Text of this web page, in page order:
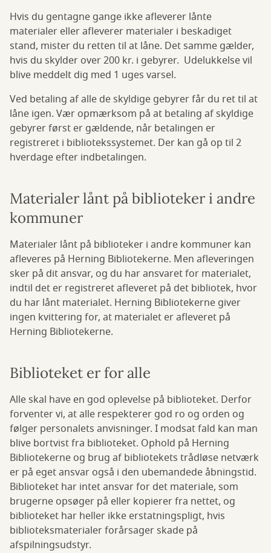
Hvis du gentagne gange ikke afleverer lånte
materialer eller afleverer materialer i beskadiget
stand, mister du retten til at låne. Det samme gælder,
hvis du skylder over 200 kr. i gebyrer. Udelukkelse vil
blive meddelt dig med 1 uges varsel.
Ved betaling af alle de skyldige gebyrer får du ret til at
låne igen. Vær opmærksom på at betaling af skyldige
gebyrer først er gældende, når betalingen er
registreret i bibliotekssystemet. Der kan gå op til 2
hverdage efter indbetalingen.
Materialer lånt på biblioteker i andre
kommuner
Materialer lånt på biblioteker i andre kommuner kan
afleveres på Herning Bibliotekerne. Men afleveringen
sker på dit ansvar, og du har ansvaret for materialet,
indtil det er registreret afleveret på det bibliotek, hvor
du har lånt materialet. Herning Bibliotekerne giver
ingen kvittering for, at materialet er afleveret på
Herning Bibliotekerne.
Biblioteket er for alle
Alle skal have en god oplevelse på biblioteket. Derfor
forventer vi, at alle respekterer god ro og orden og
følger personalets anvisninger. I modsat fald kan man
blive bortvist fra biblioteket. Ophold på Herning
Bibliotekerne og brug af bibliotekets trådløse netværk
er på eget ansvar også i den ubemandede åbningstid.
Biblioteket har intet ansvar for det materiale, som
brugerne opsøger på eller kopierer fra nettet, og
biblioteket har heller ikke erstatningspligt, hvis
biblioteksmaterialer forårsager skade på
afspilningsudstyr.